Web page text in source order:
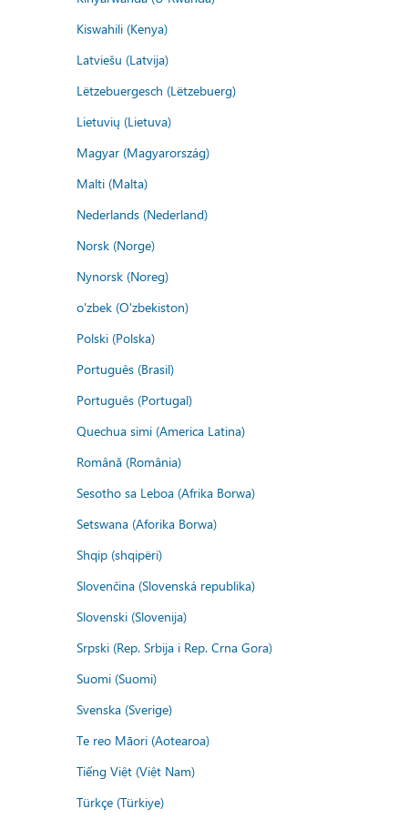
Kiswahili (Kenya)
Latviešu (Latvija)
Lëtzebuergesch (Lëtzebuerg)
Lietuvių (Lietuva)
Magyar (Magyarország)
Malti (Malta)
Nederlands (Nederland)
Norsk (Norge)
Nynorsk (Noreg)
o'zbek (O'zbekiston)
Polski (Polska)
Português (Brasil)
Português (Portugal)
Quechua simi (America Latina)
Română (România)
Sesotho sa Leboa (Afrika Borwa)
Setswana (Aforika Borwa)
Shqip (shqipëri)
Slovenčina (Slovenská republika)
Slovenski (Slovenija)
Srpski (Rep. Srbija i Rep. Crna Gora)
Suomi (Suomi)
Svenska (Sverige)
Te reo Māori (Aotearoa)
Tiếng Việt (Việt Nam)
Türkçe (Türkiye)